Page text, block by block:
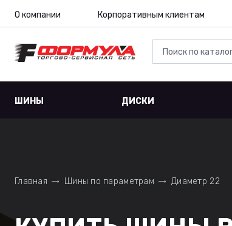
О компании Корпоративным клиентам
ШИНЫ ДИСКИ
Главная Шины по параметрам Диаметр 22